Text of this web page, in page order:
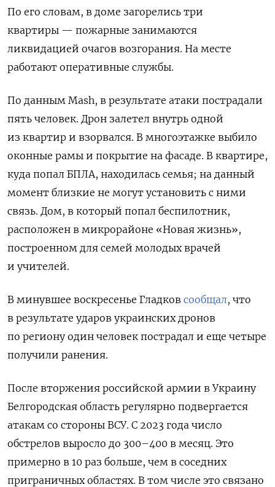
По его словам, в доме загорелись три
квартиры — пожарные занимаются
ликвидацией очагов возгорания. На месте
работают оперативные службы.
По данным Mash, в результате атаки пострадали
пять человек. Дрон залетел внутрь одной
из квартир и взорвался. В многоэтажке выбило
оконные рамы и покрытие на фасаде. В квартире,
куда попал БПЛА, находилась семья; на данный
момент близкие не могут установить с ними
связь. Дом, в который попал беспилотник,
расположен в микрорайоне «Новая жизнь»,
построенном для семей молодых врачей
и учителей.
В минувшее воскресенье Гладков сообщал, что
в результате ударов украинских дронов
по региону один человек пострадал и еще четыре
получили ранения.
После вторжения российской армии в Украину
Белгородская область регулярно подвергается
атакам со стороны ВСУ. С 2023 года число
обстрелов выросло до 300–400 в месяц. Это
примерно в 10 раз больше, чем в соседних
приграничных областях. В том числе это связано